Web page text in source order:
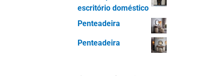
Mesa de
Guarda-roupa
Móveis para sala